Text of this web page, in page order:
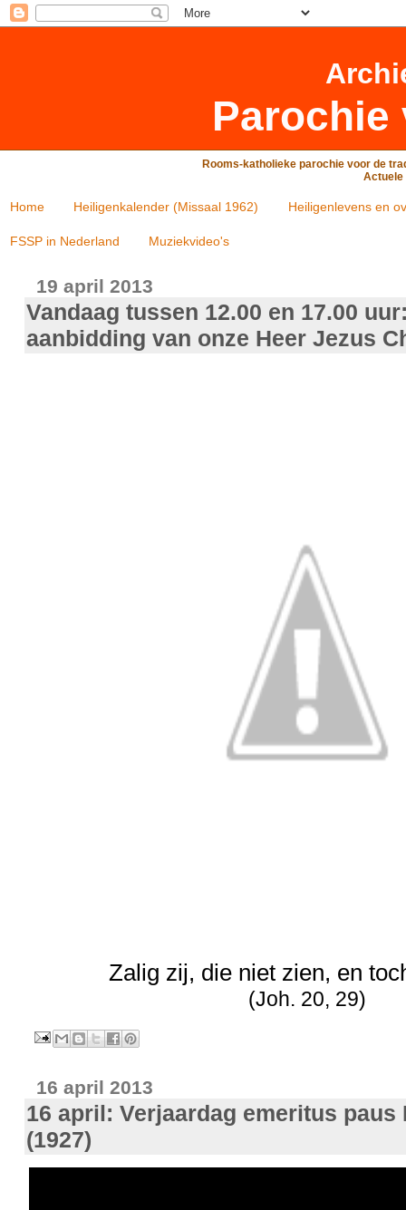
Parochie
Rooms-katholieke parochie voor de
Actuele
Home Heiligenkalender (Missaal 1962) Heiligenlevens en
FSSP in Nederland Muziekvideo's
19 april 2013
Vandaag tussen 12.00 en 17.00
aanbidding van onze Heer Jezus
Zalig zij, die niet zien, en
(Joh. 20, 29)
16 april 2013
16 april: Verjaardag emeritus paus
(1927)